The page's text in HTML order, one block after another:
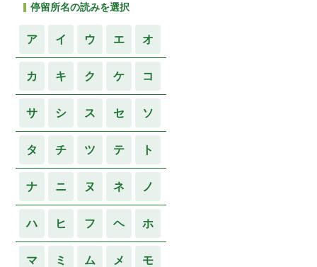
停留所名の読みを選択
ア イ ウ エ オ
カ キ ク ケ コ
サ シ ス セ ソ
タ チ ツ テ ト
ナ ニ ヌ ネ ノ
ハ ヒ フ ヘ ホ
マ ミ ム メ モ